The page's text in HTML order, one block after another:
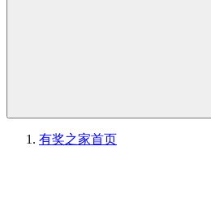
有奖之家首页